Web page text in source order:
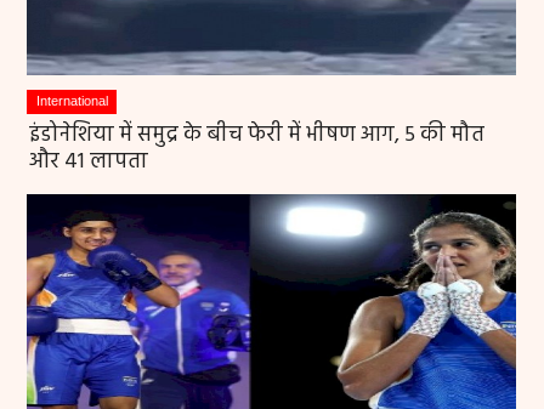
International
इंडोनेशिया में समुद्र के बीच फेरी में भीषण आग, 5 की मौत
और 41 लापता